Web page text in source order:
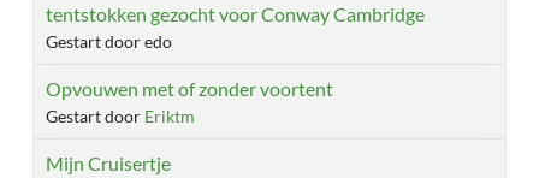
tentstokken gezocht voor Conway Cambridge
Gestart door edo
Opvouwen met of zonder voortent
Gestart door Eriktm
Mijn Cruisertje